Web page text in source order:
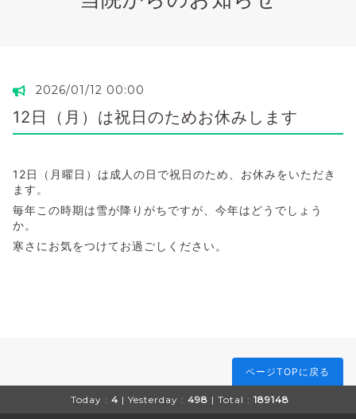
2026/01/12 00:00
12日（月）は祝日のためお休みします
12日（月曜日）は成人の日で祝日のため、お休みをいただき
ます。
毎年この時期は雪が降りがちですが、今年はどうでしょう
か。
寒さにお気をつけてお過ごしください。
ページTOPに戻る
Today : 4 | Yesterday : 498 | Total : 189148